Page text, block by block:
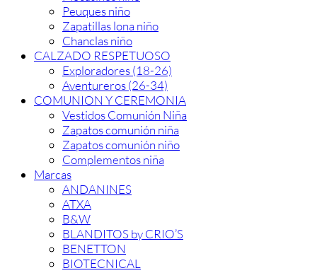
Peuques niño
Zapatillas lona niño
Chanclas niño
CALZADO RESPETUOSO
Exploradores (18-26)
Aventureros (26-34)
COMUNION Y CEREMONIA
Vestidos Comunión Niña
Zapatos comunión niña
Zapatos comunión niño
Complementos niña
Marcas
ANDANINES
ATXA
B&W
BLANDITOS by CRIO’S
BENETTON
BIOTECNICAL